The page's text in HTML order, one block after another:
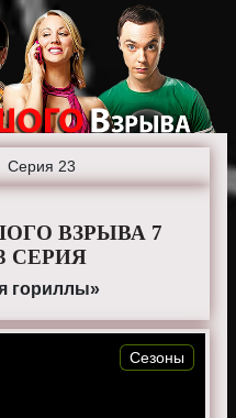
Серия 23
ВЗРЫВА 7
СЕРИЯ
гориллы»
Сезоны